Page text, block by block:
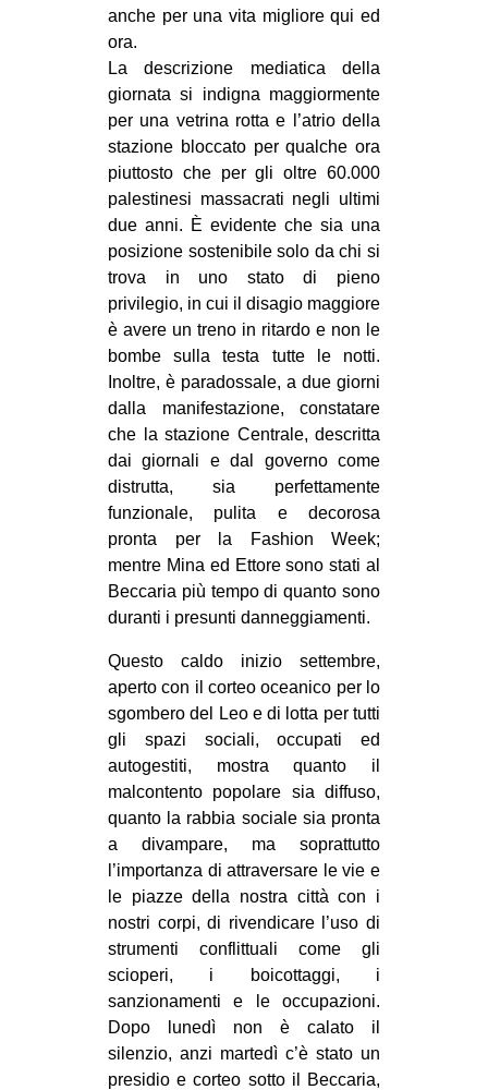
anche per una vita migliore qui ed
ora.
La descrizione mediatica della
giornata si indigna maggiormente
per una vetrina rotta e l’atrio della
stazione bloccato per qualche ora
piuttosto che per gli oltre 60.000
palestinesi massacrati negli ultimi
due anni. È evidente che sia una
posizione sostenibile solo da chi si
trova in uno stato di pieno
privilegio, in cui il disagio maggiore
è avere un treno in ritardo e non le
bombe sulla testa tutte le notti.
Inoltre, è paradossale, a due giorni
dalla manifestazione, constatare
che la stazione Centrale, descritta
dai giornali e dal governo come
distrutta, sia perfettamente
funzionale, pulita e decorosa
pronta per la Fashion Week;
mentre Mina ed Ettore sono stati al
Beccaria più tempo di quanto sono
duranti i presunti danneggiamenti.
Questo caldo inizio settembre,
aperto con il corteo oceanico per lo
sgombero del Leo e di lotta per tutti
gli spazi sociali, occupati ed
autogestiti, mostra quanto il
malcontento popolare sia diffuso,
quanto la rabbia sociale sia pronta
a divampare, ma soprattutto
l’importanza di attraversare le vie e
le piazze della nostra città con i
nostri corpi, di rivendicare l’uso di
strumenti conflittuali come gli
scioperi, i boicottaggi, i
sanzionamenti e le occupazioni.
Dopo lunedì non è calato il
silenzio, anzi martedì c’è stato un
presidio e corteo sotto il Beccaria,